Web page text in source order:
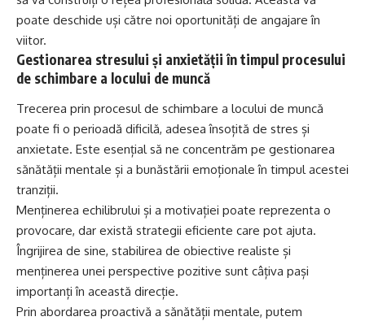
poate deschide uși către noi oportunități de angajare în
viitor.
Gestionarea stresului și anxietății în timpul procesului
de schimbare a locului de muncă
Trecerea prin procesul de schimbare a locului de muncă
poate fi o perioadă dificilă, adesea însoțită de stres și
anxietate. Este esențial să ne concentrăm pe gestionarea
sănătății mentale și a bunăstării emoționale în timpul acestei
tranziții.
Menținerea echilibrului și a motivației poate reprezenta o
provocare, dar există strategii eficiente care pot ajuta.
Îngrijirea de sine, stabilirea de obiective realiste și
menținerea unei perspective pozitive sunt câțiva pași
importanți în această direcție.
Prin abordarea proactivă a sănătății mentale, putem